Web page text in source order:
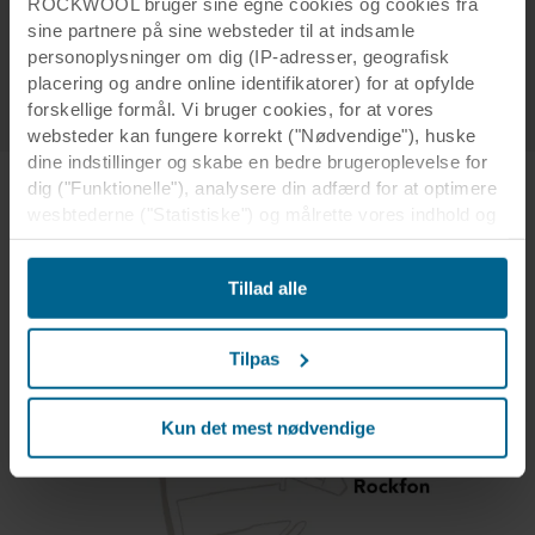
sine partnere på sine websteder til at indsamle
personoplysninger om dig (IP-adresser, geografisk
placering og andre online identifikatorer) for at opfylde
forskellige formål. Vi bruger cookies, for at vores
websteder kan fungere korrekt ("Nødvendige"), huske
dine indstillinger og skabe en bedre brugeroplevelse for
dig ("Funktionelle"), analysere din adfærd for at optimere
annoncer på sociale medier og eksterne websteder
baseret på din adfærd på vores websteder
("Markedsføring"). Oplysninger om din brug af vores
websteder kan blive videregivet til vores partnere inden
forretningspartnere kan kombinere disse data med andre
oplysninger, som de tidligere har modtaget, eller som de
har indsamlet gennem din brug af deres tjenester.
Partneren kan være etableret i et usikkert tredjeland,
herunder USA, og ved at acceptere cookies anerkender
Tillad alle
Tilpas
Kun det mest nødvendige
Se et detaljeret program her